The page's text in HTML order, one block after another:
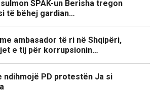
SPAK-un Berisha tregon
të bëhej gardian…
ambasador të ri në Shqipëri,
e tij për korrupsionin…
ndihmojë PD protestën Ja si